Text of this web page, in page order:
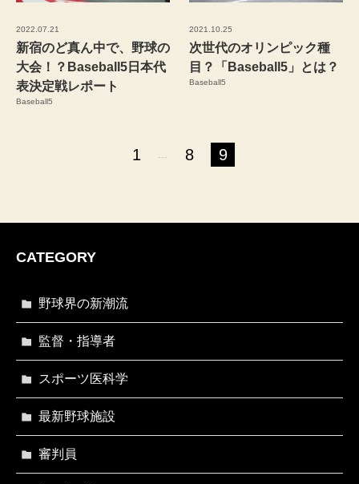
2022.07.21
新宿のど真ん中で、野球の
大会！？Baseball5日本代
表決定戦レポート
Baseball5
2021.10.25
次世代のオリンピック種
目？「Baseball5」とは？
Baseball5
1 ... 8 9
CATEGORY
野球界の新潮流
監督・指導者
スポーツ医科学
最新野球施設
審判員